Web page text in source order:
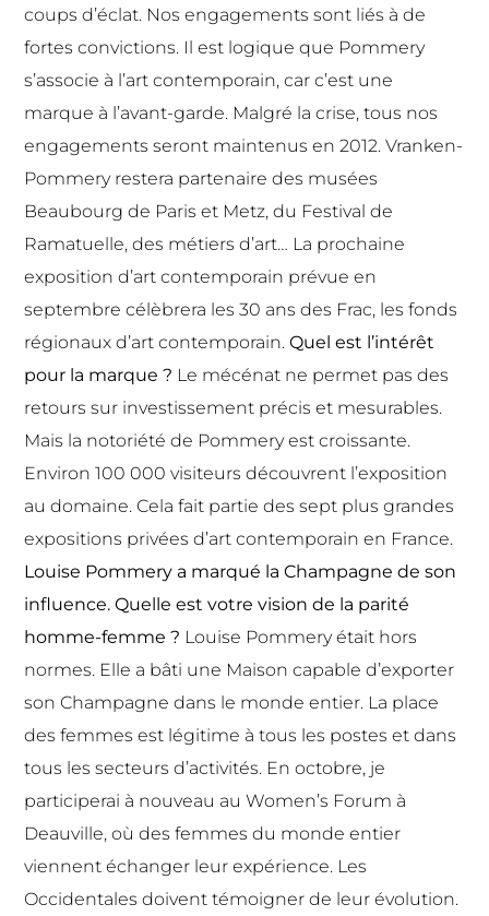
coups d’éclat. Nos engagements sont liés à de
fortes convictions. Il est logique que Pommery
s’associe à l’art contemporain, car c’est une
marque à l’avant-garde. Malgré la crise, tous nos
engagements seront maintenus en 2012. Vranken-
Pommery restera partenaire des musées
Beaubourg de Paris et Metz, du Festival de
Ramatuelle, des métiers d’art… La prochaine
exposition d’art contemporain prévue en
septembre célèbrera les 30 ans des Frac, les fonds
régionaux d’art contemporain.Quel est l’intérêt
pour la marque ? Le mécénat ne permet pas des
retours sur investissement précis et mesurables.
Mais la notoriété de Pommery est croissante.
Environ 100 000 visiteurs découvrent l’exposition
au domaine. Cela fait partie des sept plus grandes
expositions privées d’art contemporain en France.
Louise Pommery a marqué la Champagne de son
influence. Quelle est votre vision de la parité
homme-femme ? Louise Pommery était hors
normes. Elle a bâti une Maison capable d’exporter
son Champagne dans le monde entier. La place
des femmes est légitime à tous les postes et dans
tous les secteurs d’activités. En octobre, je
participerai à nouveau au Women’s Forum à
Deauville, où des femmes du monde entier
viennent échanger leur expérience. Les
Occidentales doivent témoigner de leur évolution.